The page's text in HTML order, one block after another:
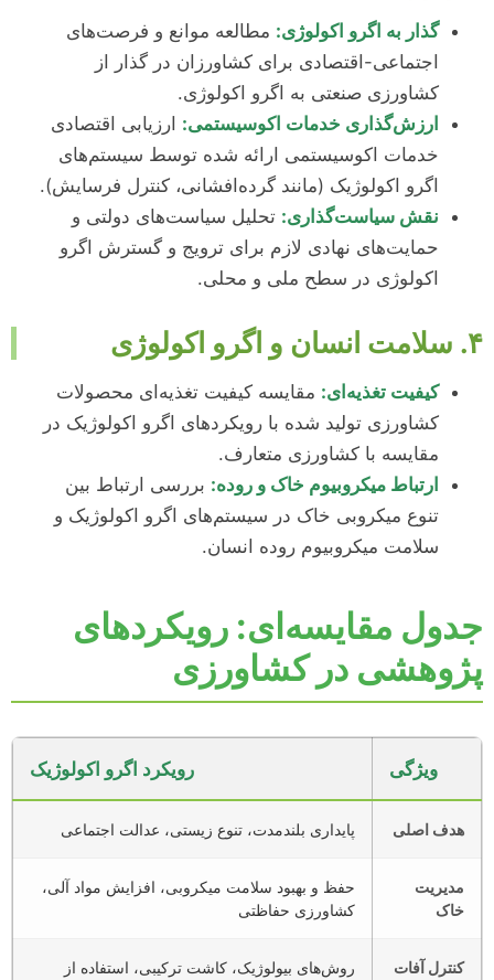
گذار به اگرو اکولوژی: مطالعه موانع و فرصت‌های
اجتماعی-اقتصادی برای کشاورزان در گذار از
کشاورزی صنعتی به اگرو اکولوژی.
ارزش‌گذاری خدمات اکوسیستمی: ارزیابی اقتصادی
خدمات اکوسیستمی ارائه شده توسط سیستم‌های
اگرو اکولوژیک (مانند گرده‌افشانی، کنترل فرسایش).
نقش سیاست‌گذاری: تحلیل سیاست‌های دولتی و
حمایت‌های نهادی لازم برای ترویج و گسترش اگرو
اکولوژی در سطح ملی و محلی.
۴. سلامت انسان و اگرو اکولوژی
کیفیت تغذیه‌ای: مقایسه کیفیت تغذیه‌ای محصولات
کشاورزی تولید شده با رویکردهای اگرو اکولوژیک در
مقایسه با کشاورزی متعارف.
ارتباط میکروبیوم خاک و روده: بررسی ارتباط بین
تنوع میکروبی خاک در سیستم‌های اگرو اکولوژیک و
سلامت میکروبیوم روده انسان.
جدول مقایسه‌ای: رویکردهای
پژوهشی در کشاورزی
ویژگی رویکرد اگرو اکولوژیک
هدف اصلی پایداری بلندمدت، تنوع زیستی، عدالت اجتماعی
مدیریت
خاک
حفظ و بهبود سلامت میکروبی، افزایش مواد آلی،
کشاورزی حفاظتی
کنترل آفات
روش‌های بیولوژیک، کاشت ترکیبی، استفاده از